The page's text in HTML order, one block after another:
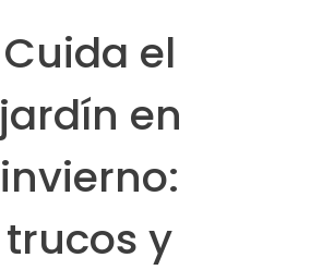
Cuida el
jardín en
invierno:
trucos y